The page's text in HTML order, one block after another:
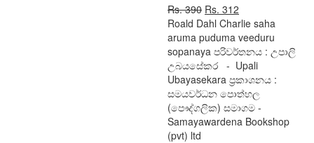
Rs.390 Original
price
was:
Rs. 390.
Rs. 312
price
is:
Rs. 312.
Roald Dahl Charlie saha
aruma puduma veeduru
sopanaya පරිවර්තනය : උපාලි
උබයසේකර - Upali
Ubayasekara ප්‍රකාශනය :
සමයවර්ධන පොත්හල
(පෞද්ගලික) සමාගම -
Samayawardena Bookshop
(pvt) ltd